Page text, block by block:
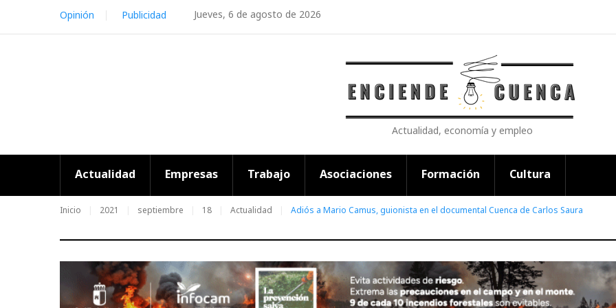
content
Jueves, 6 de agosto de 2026
Opinión Publicidad
Actualidad, economía y empleo
Actualidad Empresas Trabajo Asociaciones Formación Cultura
Inicio 2021 septiembre 18 Actualidad Adiós a Mario Camus, guionista en el documental Cuenca de Carlos Saura